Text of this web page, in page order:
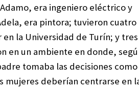
era ingeniero eléctrico y
era pintora; tuvieron cuatro
la Universidad de Turín; y tres
en un ambiente en donde,
tomaba las decisiones
mujeres deberían centrarse en